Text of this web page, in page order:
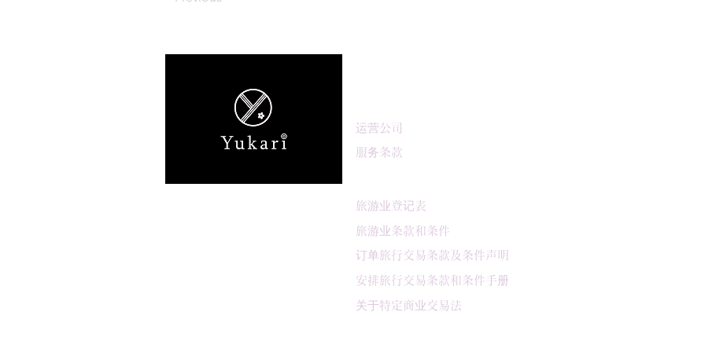
运营公司
服务条款
旅游业登记表
旅游业条款和条件
订单旅行交易条款及条件声明
安排旅行交易条款和条件手册
关于特定商业交易法